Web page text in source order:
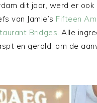
dit jaar, werd er
van Jamie’s Fifteen
Bridges. Alle
en gerold, om de